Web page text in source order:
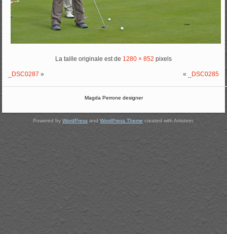
La taille originale est de 1280 × 852 pixels
_DSC0287 » « _DSC0285
Magda Perrone designer
Powered by WordPress and WordPress Theme created with Artisteer.